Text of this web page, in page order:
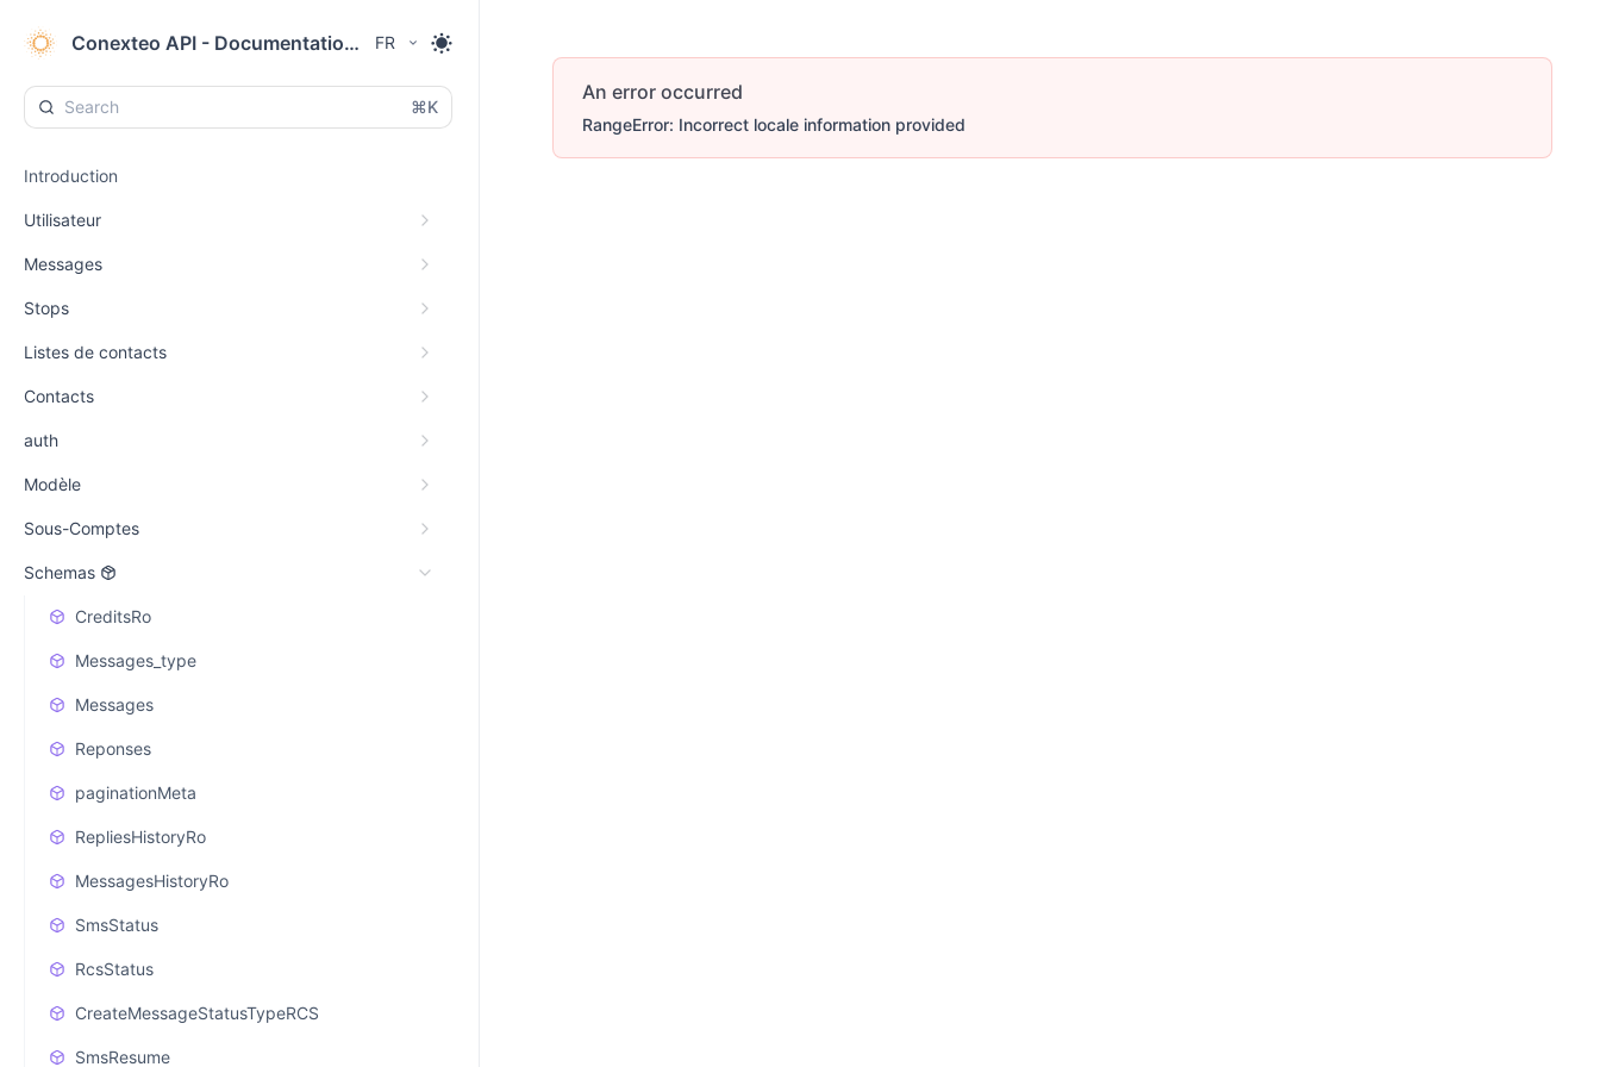
Conexteo API - Documentation SMS & RCS FR
⌘K
Introduction
Utilisateur
Messages
Stops
Listes de contacts
Contacts
auth
Modèle
Sous-Comptes
Schemas
CreditsRo
Messages_type
Messages
Reponses
paginationMeta
RepliesHistoryRo
MessagesHistoryRo
SmsStatus
RcsStatus
CreateMessageStatusTypeRCS
SmsResume
An error occurred
RangeError: Incorrect locale information provided